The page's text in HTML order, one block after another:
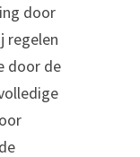
door
regelen
door de